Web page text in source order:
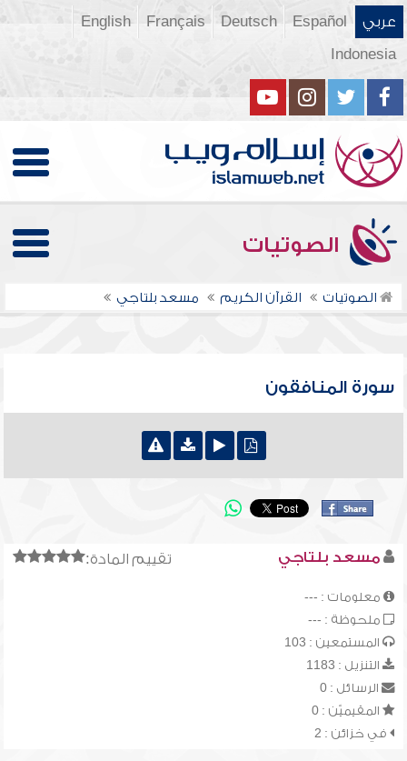
عربي Español
Deutsch
Français
English
Indonesia
الصوتيات
الصوتيات القرآن الكريم مسعد بلتاجي
سورة المنافقون
تقييم المادة: مسعد بلتاجي
معلومات : ---
ملحوظة : ---
المستمعين : 103
التنزيل : 1183
الرسائل : 0
المقيميّن : 0
في خزائن : 2